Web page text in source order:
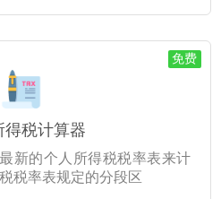
免费
得税计算器
新的个人所得税税率表来计
税率表规定的分段区